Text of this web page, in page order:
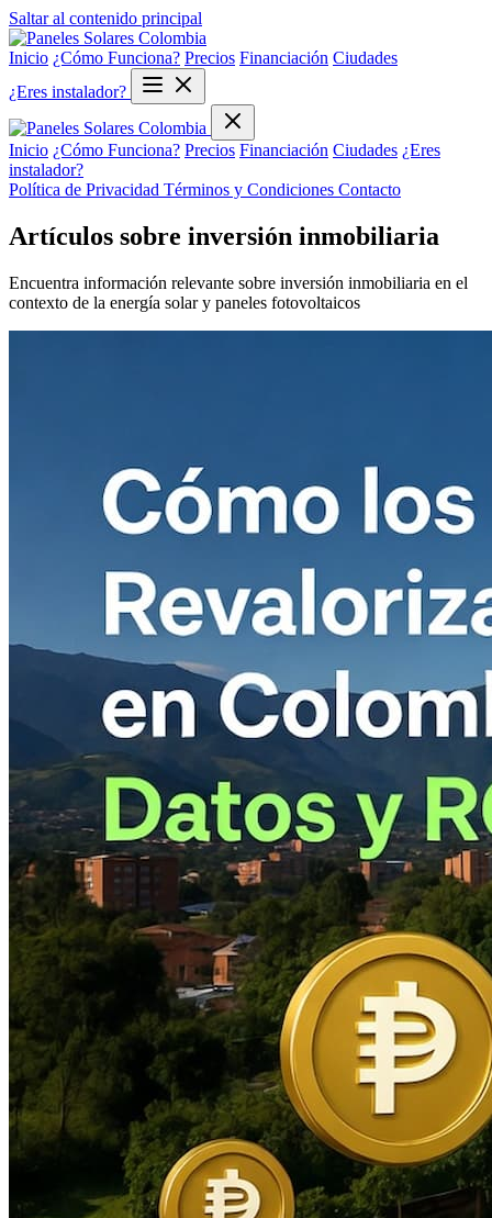
Saltar al contenido principal
Inicio ¿Cómo Funciona? Precios Financiación Ciudades
¿Eres instalador?
Inicio ¿Cómo Funciona? Precios Financiación Ciudades ¿Eres
instalador?
Política de Privacidad Términos y Condiciones Contacto
Artículos sobre inversión inmobiliaria
Encuentra información relevante sobre inversión inmobiliaria en el
contexto de la energía solar y paneles fotovoltaicos